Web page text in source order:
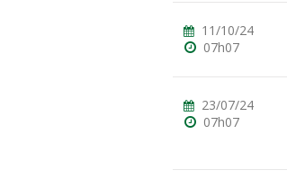
11/10/24
07h07
23/07/24
07h07